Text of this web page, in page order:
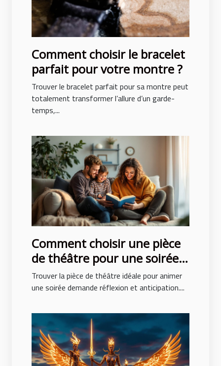
Comment choisir le bracelet
parfait pour votre montre ?
Trouver le bracelet parfait pour sa montre peut
totalement transformer l’allure d’un garde-
temps,...
Comment choisir une pièce
de théâtre pour une soirée
réussie ?
Trouver la pièce de théâtre idéale pour animer
une soirée demande réflexion et anticipation....